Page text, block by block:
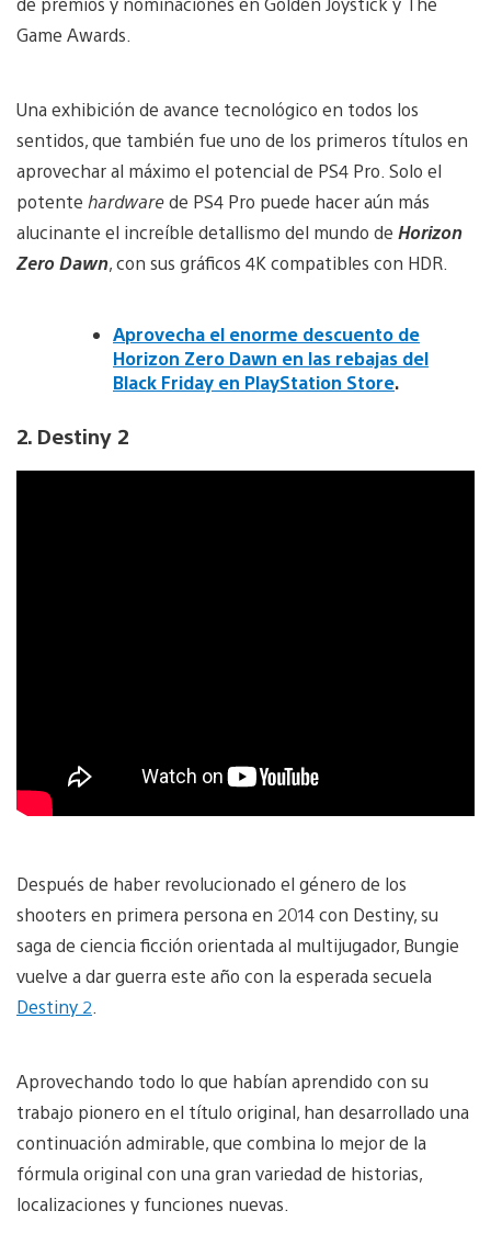
Game Awards.
Una exhibición de avance tecnológico en todos los
sentidos, que también fue uno de los primeros títulos en
aprovechar al máximo el potencial de PS4 Pro. Solo el
potente hardwarede PS4 Pro puede hacer aún más
alucinante el increíble detallismo del mundo de Horizon
Zero Dawn, con sus gráficos 4K compatibles con HDR.
Aprovecha el enorme descuento de
Horizon Zero Dawn en las rebajas del
Black Friday en PlayStation Store.
2. Destiny 2
Después de haber revolucionado el género de los
shooters en primera persona en 2014 con Destiny, su
saga de ciencia ficción orientada al multijugador, Bungie
vuelve a dar guerra este año con la esperada secuela
Destiny 2
Aprovechando todo lo que habían aprendido con su
trabajo pionero en el título original, han desarrollado una
continuación admirable, que combina lo mejor de la
fórmula original con una gran variedad de historias,
localizaciones y funciones nuevas.